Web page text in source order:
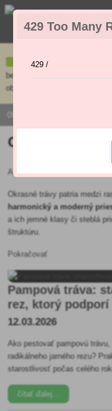
429 Too Many
429 /
Ceny uvedené na e-
bez objednávky. Tovar
objednávky. Predajňa je v
Okrasné trávy
Aktuality»Okrasná záhrada
Okrasné trávy patria medzi
harmonický a moderný
a ich jemné klasy či steblá
štruktúru.
Pokračovať
Pampová tráva:
rez, ktorý
12.03.2026
Ako pestovať pampovú
radikálneho jarného rezu?
starostlivosť počas celého
čítať ďalej...